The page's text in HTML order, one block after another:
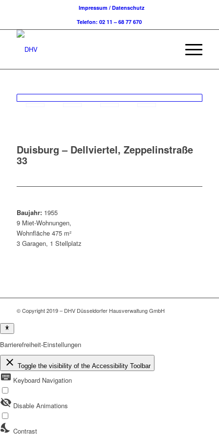
Impressum / Datenschutz
Telefon: 02 11 – 68 77 670
Duisburg – Dellviertel, Zeppelinstraße
33
Baujahr:1955
9 Miet-Wohnungen,
Wohnfläche 475 m²
3 Garagen, 1 Stellplatz
© Copyright 2019 – DHV Düsseldorfer Hausverwaltung GmbH
Barrierefreiheit-Einstellungen
close Toggle the visibility of the Accessibility Toolbar
keyboard Keyboard Navigation
visibility_off Disable Animations
nights_stay Contrast